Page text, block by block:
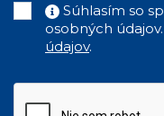
Súhlasím so
osobných údajov.
údajov.